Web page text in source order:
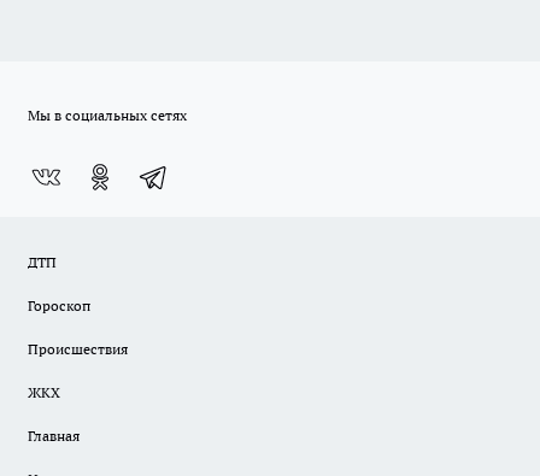
Мы в социальных сетях
ДТП
Гороскоп
Происшествия
ЖКХ
Главная